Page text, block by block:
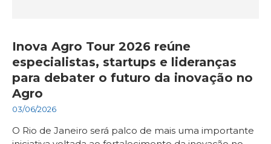
Inova Agro Tour 2026 reúne
especialistas, startups e lideranças
para debater o futuro da inovação no
Agro
03/06/2026
O Rio de Janeiro será palco de mais uma importante